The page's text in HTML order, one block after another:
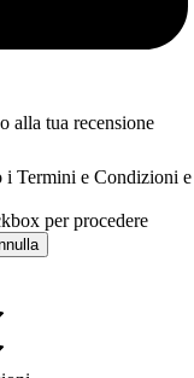
alla tua recensione
i Termini e Condizioni
per procedere